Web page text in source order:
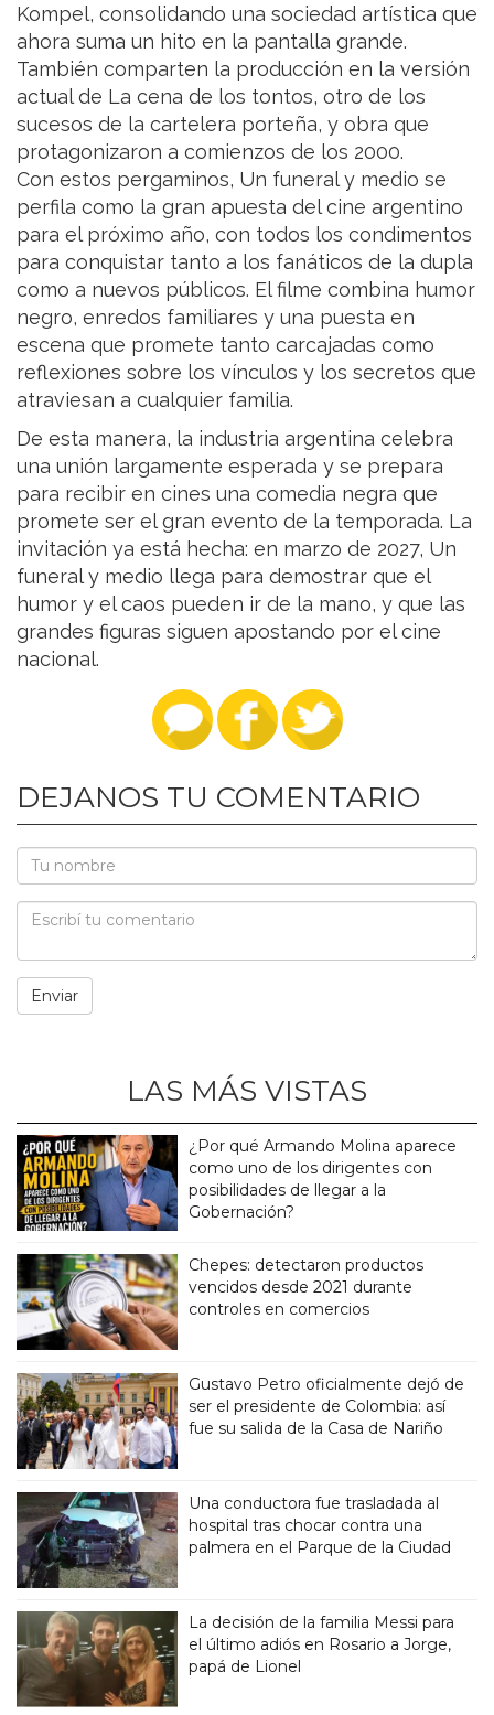
Kompel, consolidando una sociedad artística que
ahora suma un hito en la pantalla grande.
También comparten la producción en la versión
actual de La cena de los tontos, otro de los
sucesos de la cartelera porteña, y obra que
protagonizaron a comienzos de los 2000.
Con estos pergaminos, Un funeral y medio se
perfila como la gran apuesta del cine argentino
para el próximo año, con todos los condimentos
para conquistar tanto a los fanáticos de la dupla
como a nuevos públicos. El filme combina humor
negro, enredos familiares y una puesta en
escena que promete tanto carcajadas como
reflexiones sobre los vínculos y los secretos que
atraviesan a cualquier familia.
De esta manera, la industria argentina celebra
una unión largamente esperada y se prepara
para recibir en cines una comedia negra que
promete ser el gran evento de la temporada. La
invitación ya está hecha: en marzo de 2027, Un
funeral y medio llega para demostrar que el
humor y el caos pueden ir de la mano, y que las
grandes figuras siguen apostando por el cine
nacional.
DEJANOS TU COMENTARIO
LAS MÁS VISTAS
¿Por qué Armando Molina aparece
como uno de los dirigentes con
posibilidades de llegar a la
Gobernación?
Chepes: detectaron productos
vencidos desde 2021 durante
controles en comercios
Gustavo Petro oficialmente dejó de
ser el presidente de Colombia: así
fue su salida de la Casa de Nariño
Una conductora fue trasladada al
hospital tras chocar contra una
palmera en el Parque de la Ciudad
La decisión de la familia Messi para
el último adiós en Rosario a Jorge,
papá de Lionel